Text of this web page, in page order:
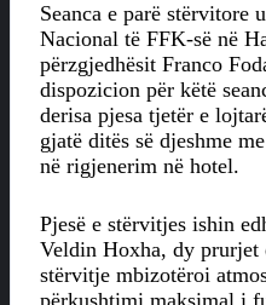
Seanca e parë stërvitore
Nacional të FFK-së në
përzgjedhësit Franco
dispozicion për këtë
derisa pjesa tjetër e
gjatë ditës së djeshme
në rigjenerim në hotel.
Pjesë e stërvitjes ishin
Veldin Hoxha, dy prurjet
stërvitje mbizotëroi